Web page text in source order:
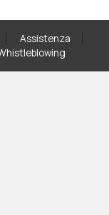
Assistenza